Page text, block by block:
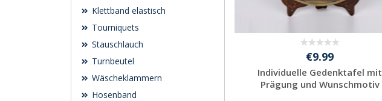
Klettband elastisch
Tourniquets
Stauschlauch
Turnbeutel
Wäscheklammern
Hosenband
€9.99
Individuelle Gedenktafel mit
Prägung und Wunschmotiv